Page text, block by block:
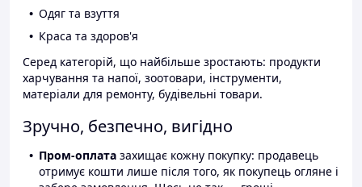
Одяг та взуття
Краса та здоров'я
Серед категорій, що найбільше зростають: продукти
харчування та напої, зоотовари, інструменти,
матеріали для ремонту, будівельні товари.
Зручно, безпечно, вигідно
Пром-оплата захищає кожну покупку: продавець
отримує кошти лише після того, як покупець огляне і